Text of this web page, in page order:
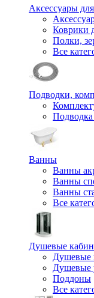
Аксессуары
Коврики
Полки,
Все
Подводки,
Подводка
Ванны
Ванны
Ванны
Ванны
Все
Душевые
Душевые
Душевые
Поддоны
Все